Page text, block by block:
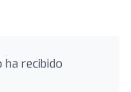
ha recibido